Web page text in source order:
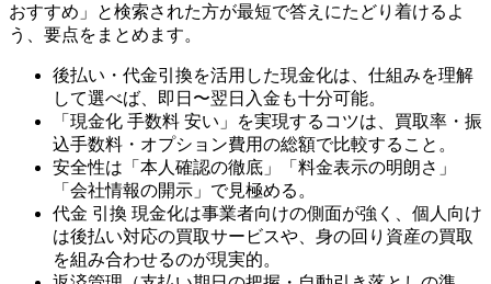
おすすめ」と検索された方が最短で答えにたどり着けるよ
う、要点をまとめます。
後払い・代金引換を活用した現金化は、仕組みを理解
して選べば、即日〜翌日入金も十分可能。
「現金化 手数料 安い」を実現するコツは、買取率・振
込手数料・オプション費用の総額で比較すること。
安全性は「本人確認の徹底」「料金表示の明朗さ」
「会社情報の開示」で見極める。
代金 引換 現金化は事業者向けの側面が強く、個人向け
は後払い対応の買取サービスや、身の回り資産の買取
を組み合わせるのが現実的。